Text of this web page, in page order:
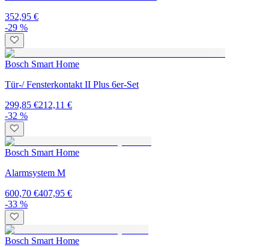
352,95 €
-29 %
Bosch Smart Home
Tür-/ Fensterkontakt II Plus 6er-Set
299,85 €212,11 €
-32 %
Bosch Smart Home
Alarmsystem M
600,70 €407,95 €
-33 %
Bosch Smart Home